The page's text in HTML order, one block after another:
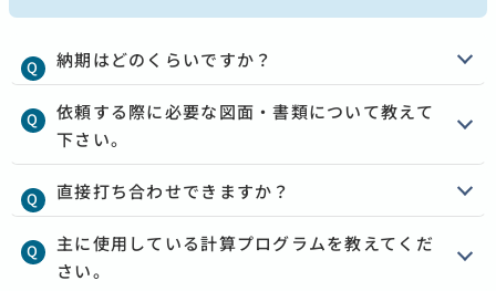
納期はどのくらいですか？
依頼する際に必要な図面・書類について教えて
下さい。
直接打ち合わせできますか？
主に使用している計算プログラムを教えてくだ
さい。